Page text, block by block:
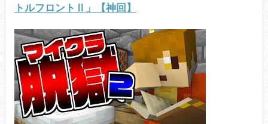
トルフロントⅡ」【神回】